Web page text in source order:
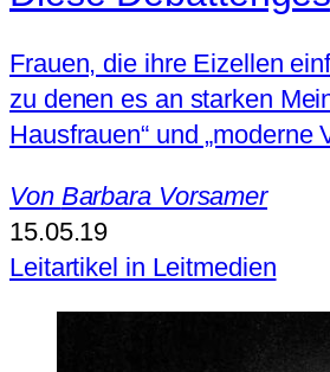
Frauen, die ihre Eizellen
zu denen es an starken
Hausfrauen“ und „moderne
Von Barbara Vorsamer
15.05.19
Leitartikel in Leitmedien